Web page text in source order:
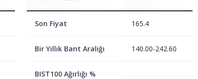
Son Fiyat 165.4
Bir Yıllık Bant Aralığı 140.00-242.60
BIST100 Ağırlığı %